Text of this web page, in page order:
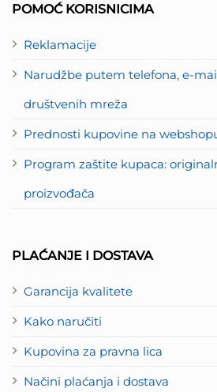
POMOĆ KORISNICIMA
Reklamacije
Narudžbe putem telefona, e-
društvenih mreža
Prednosti kupovine na
Program zaštite kupaca:
proizvođača
PLAĆANJE I DOSTAVA
Garancija kvalitete
Kako naručiti
Kupovina za pravna lica
Načini plaćanja i dostava